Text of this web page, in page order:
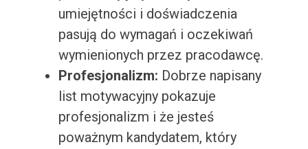
umiejętności i doświadczenia
pasują do wymagań i oczekiwań
wymienionych przez pracodawcę.
Profesjonalizm: Dobrze napisany
list motywacyjny pokazuje
profesjonalizm i że jesteś
poważnym kandydatem, który